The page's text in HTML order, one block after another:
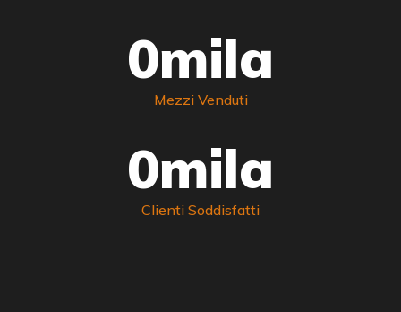
Mezzi Venduti
0mila
Clienti Soddisfatti
0mila